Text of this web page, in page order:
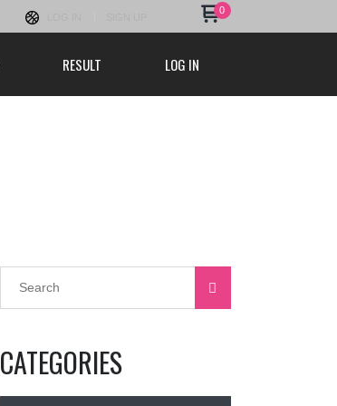
0
RESULT LOG IN
CATEGORIES